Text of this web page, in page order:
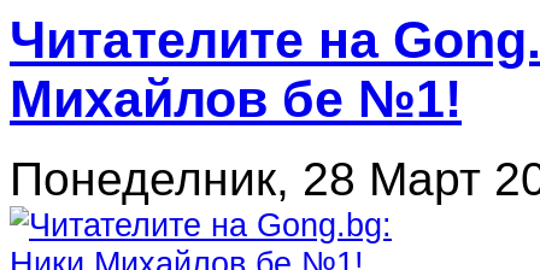
Читателите на
Михайлов бе №1!
Понеделник, 28 Март